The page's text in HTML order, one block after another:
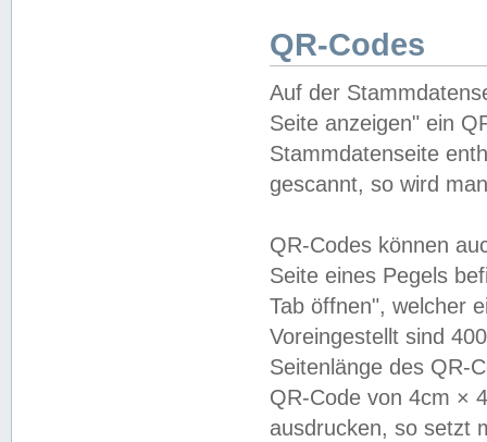
QR-Codes
Auf der
Seite anzeigen" ein
Stammdatenseite
gescannt, so wird
QR-Codes können
Seite eines Pegels
Tab öffnen", welcher
Voreingestellt sind
Seitenlänge des QR-
QR-Code von 4cm ×
ausdrucken, so setzt